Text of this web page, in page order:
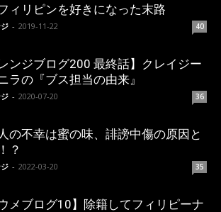
ィリピンを好きになった末路
- 2019-11-22 40
レンジブログ200 最終話】クレイジー
ラの『ブス担当の由来』
- 2020-07-20 36
の不幸は蜜の味、誹謗中傷の原因と
？
- 2022-03-20 35
ウメブログ10】除籍してフィリピーナ